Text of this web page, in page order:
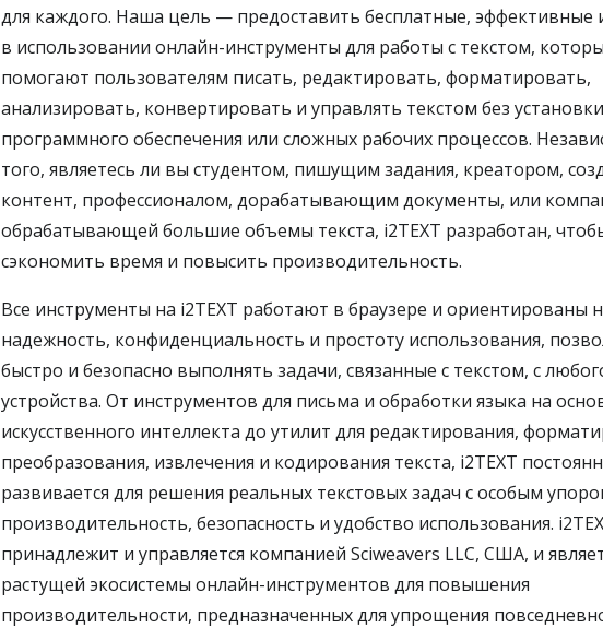
для каждого. Наша цель — предоставить бесплатные, эффективные
в использовании онлайн-инструменты для работы с текстом,
помогают пользователям писать, редактировать, форматировать,
анализировать, конвертировать и управлять текстом без установки
программного обеспечения или сложных рабочих процессов.
того, являетесь ли вы студентом, пишущим задания, креатором,
контент, профессионалом, дорабатывающим документы, или
обрабатывающей большие объемы текста, i2TEXT разработан,
сэкономить время и повысить производительность.
Все инструменты на i2TEXT работают в браузере и ориентированы
надежность, конфиденциальность и простоту использования,
быстро и безопасно выполнять задачи, связанные с текстом, с
устройства. От инструментов для письма и обработки языка на
искусственного интеллекта до утилит для редактирования,
преобразования, извлечения и кодирования текста, i2TEXT
развивается для решения реальных текстовых задач с особым
производительность, безопасность и удобство использования.
принадлежит и управляется компанией Sciweavers LLC, США, и
растущей экосистемы онлайн-инструментов для повышения
производительности, предназначенных для упрощения